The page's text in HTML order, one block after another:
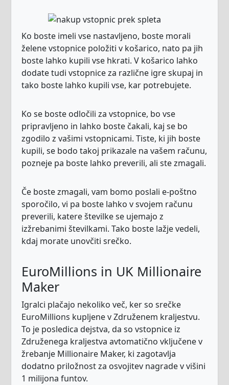
Ko boste imeli vse nastavljeno, boste morali
želene vstopnice položiti v košarico, nato pa jih
boste lahko kupili vse hkrati. V košarico lahko
dodate tudi vstopnice za različne igre skupaj in
tako boste lahko kupili vse, kar potrebujete.
Ko se boste odločili za vstopnice, bo vse
pripravljeno in lahko boste čakali, kaj se bo
zgodilo z vašimi vstopnicami. Tiste, ki jih boste
kupili, se bodo takoj prikazale na vašem računu,
pozneje pa boste lahko preverili, ali ste zmagali.
Če boste zmagali, vam bomo poslali e-poštno
sporočilo, vi pa boste lahko v svojem računu
preverili, katere številke se ujemajo z
izžrebanimi številkami. Tako boste lažje vedeli,
kdaj morate unovčiti srečko.
EuroMillions in UK Millionaire
Maker
Igralci plačajo nekoliko več, ker so srečke
EuroMillions kupljene v Združenem kraljestvu.
To je posledica dejstva, da so vstopnice iz
Združenega kraljestva avtomatično vključene v
žrebanje Millionaire Maker, ki zagotavlja
dodatno priložnost za osvojitev nagrade v višini
1 milijona funtov.